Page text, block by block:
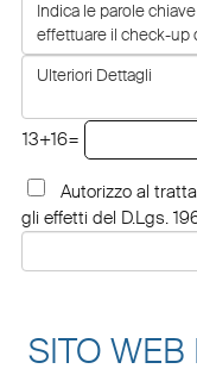
13+16=
Autorizzo al
gli effetti del D.Lgs.
SITO WEB